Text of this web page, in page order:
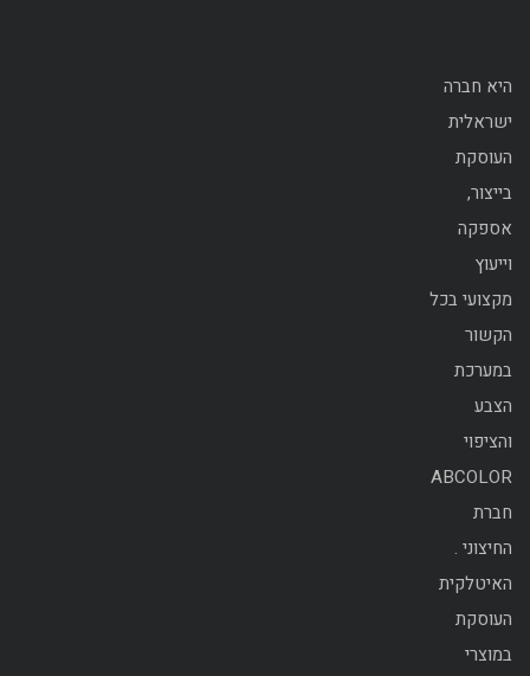
היא חברה
ישראלית
העוסקת
בייצור,
אספקה
וייעוץ
מקצועי בכל
הקשור
במערכת
הצבע
והציפוי
ABCOLOR
חברת
החיצוני .
האיטלקית
העוסקת
במוצרי